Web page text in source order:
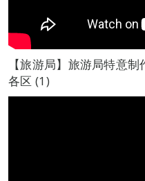
【旅游局】旅游局特意
各区 (1)